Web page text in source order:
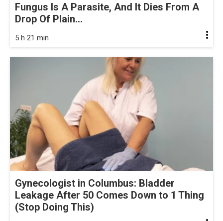
Fungus Is A Parasite, And It Dies From A
Drop Of Plain...
5 h 21 min
Gynecologist in Columbus: Bladder
Leakage After 50 Comes Down to 1 Thing
(Stop Doing This)